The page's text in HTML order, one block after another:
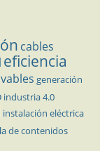
cables
eficiencia
generación
industria 4.0
instalación eléctrica
de contenidos